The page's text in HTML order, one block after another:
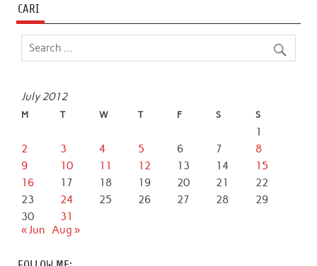
CARI
July 2012
M T W T F S S
1
2
3 4 5 6 7
8
9
10 11 12 13 14
15
16
17 18 19 20 21
22
23
24 25 26 27 28
29
30
31
« Jun
Aug »